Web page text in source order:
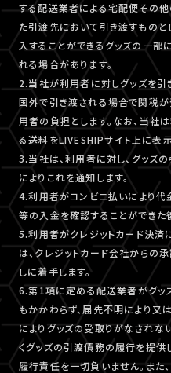
する配送業者による宅配便その
た引渡先において引き渡すものと
入することができるグッズの一
れる場合があります。
2.当社が利用者に対しグッズを引
国外で引き渡される場合で関税が
用者の負担とします。なお、当社
る送料をLIVESHIPサイト上に表示
3.当社は、利用者に対し、グッズ
によりこれを通知します。
4.利用者がコンビニ払いにより代
等の入金を確認することができた
5.利用者がクレジットカード決済
は、クレジットカード会社からの
しに着手します。
6.第1項に定める配送業者がグッ
もかかわらず、届先不明により
によりグッズの受取りがなされな
くグッズの引渡債務の履行を提供
履行責任を一切負いません。また